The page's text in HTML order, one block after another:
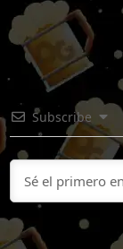
Subscribe